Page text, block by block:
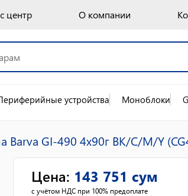
центр О компании
устройства Моноблоки
Barva GI-490 4x90г BK/C/M/Y
Цена: 143 751 сум
с учётом НДС при 100% предоплате